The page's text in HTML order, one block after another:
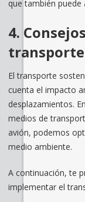
que también puede
4.
El transporte
cuenta el impacto
desplazamientos.
medios de
avión, podemos
medio ambiente.
A continuación, te
implementar el